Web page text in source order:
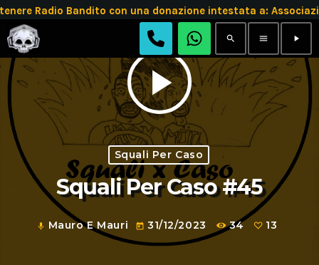
Radio Bandito con una donazione intestata a:
search menu play_arrow
play_arrow
Squali Per Caso
Squali Per Caso #45
mic Mauro E Mauri today 31/12/2023 34 13